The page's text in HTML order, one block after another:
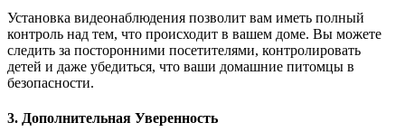
Установка видеонаблюдения позволит вам иметь полный
контроль над тем, что происходит в вашем доме. Вы можете
следить за посторонними посетителями, контролировать
детей и даже убедиться, что ваши домашние питомцы в
безопасности.
3. Дополнительная Уверенность